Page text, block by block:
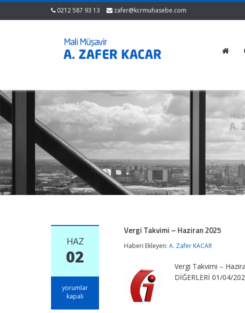
0212 587 93 13 zafer@kcrmuhasebe.com
HAZ
02
Vergi
Takvimi
yorumlar
kapalı
Vergi Takvimi – Haziran 2025
Haberi Ekleyen:A. Zafer KACAR
Vergi Takvimi –
DİĞERLERİ 01/04/